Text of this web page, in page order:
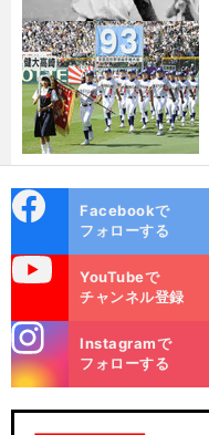
ok
Facebookで
フォローする
YouTubeで
チャンネル登録
m
Instagramで
フォローする